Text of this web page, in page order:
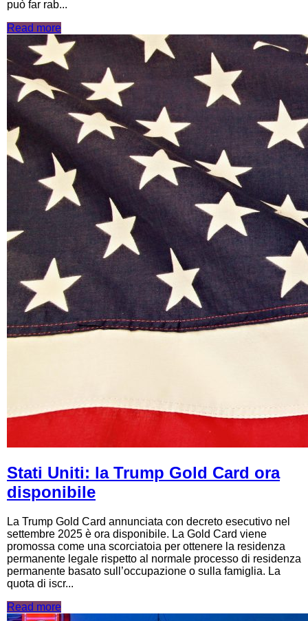
può far rab...
Read more
Stati Uniti: la Trump Gold Card ora
disponibile
La Trump Gold Card annunciata con decreto esecutivo nel
settembre 2025 è ora disponibile. La Gold Card viene
promossa come una scorciatoia per ottenere la residenza
permanente legale rispetto al normale processo di residenza
permanente basato sull’occupazione o sulla famiglia. La
quota di iscr...
Read more